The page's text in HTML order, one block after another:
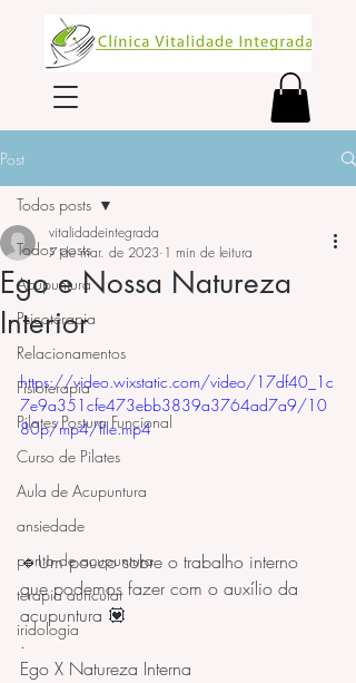
Post
Todos posts
Acupuntura
Psicoterapia
Relacionamentos
Fisioterapia
Pilates Postura Funcional
Curso de Pilates
Aula de Acupuntura
ansiedade
ponto de acupuntura
terapia auricular
iridologia
Todos posts
Ego e Nossa Natureza
Interior
vitalidadeintegrada
7 de mar. de 2023 1 min de leitura
https://video.wixstatic.com/video/17df40_1c
7e9a351cfe473ebb3839a3764ad7a9/10
80p/mp4/file.mp4
🔹Um pouco sobre o trabalho interno
que podemos fazer com o auxílio da
acupuntura 💟
.
Ego X Natureza Interna